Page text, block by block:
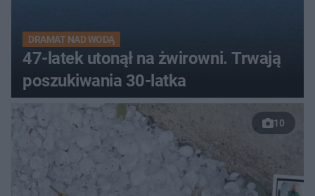
DRAMAT NAD WODĄ
47-latek utonął na żwirowni. Trwają
poszukiwania 30-latka
10